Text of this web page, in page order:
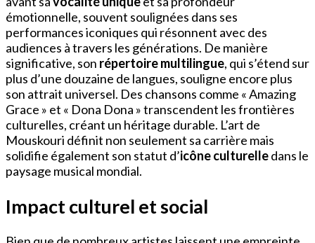
émotionnelle, souvent soulignées dans ses
performances iconiques qui résonnent avec des
audiences à travers les générations. De manière
significative, son répertoire multilingue, qui s’étend sur
plus d’une douzaine de langues, souligne encore plus
son attrait universel. Des chansons comme « Amazing
Grace » et « Dona Dona » transcendent les frontières
culturelles, créant un héritage durable. L’art de
Mouskouri définit non seulement sa carrière mais
solidifie également son statut d’icône culturelledans le
paysage musical mondial.
Impact culturel et social